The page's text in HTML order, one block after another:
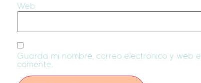
Web
Guarda mi nombre, correo electrónico y web
comente.